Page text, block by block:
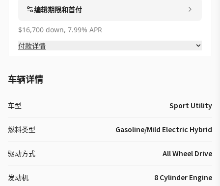
编辑期限和首付
$16,700 down, 7.99% APR
付款详情
车辆详情
车型 Sport Utility
燃料类型 Gasoline/Mild Electric Hybrid
驱动方式 All Wheel Drive
发动机 8 Cylinder Engine